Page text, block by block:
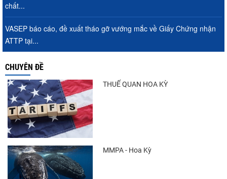
chất...
VASEP báo cáo, đề xuất tháo gỡ vướng mắc về Giấy Chứng nhận
ATTP tại...
CHUYÊN ĐỀ
THUẾ QUAN HOA KỲ
MMPA - Hoa Kỳ